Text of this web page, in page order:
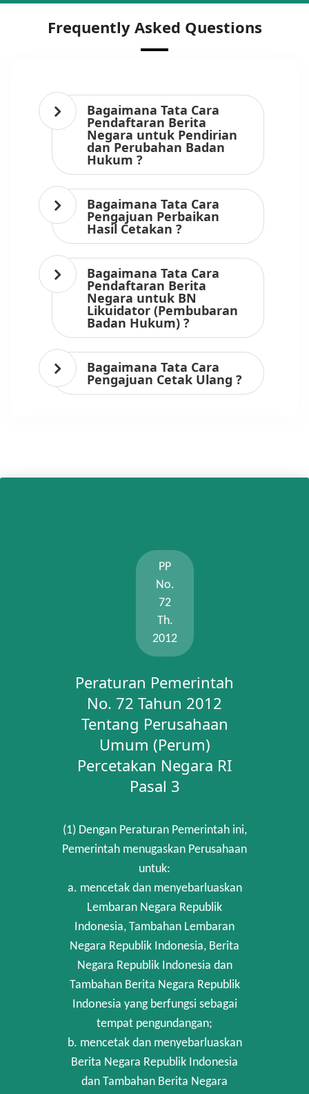
Frequently Asked Questions
Bagaimana Tata Cara
Pendaftaran Berita
Negara untuk Pendirian
dan Perubahan Badan
Hukum ?
Bagaimana Tata Cara
Pengajuan Perbaikan
Hasil Cetakan ?
Bagaimana Tata Cara
Pendaftaran Berita
Negara untuk BN
Likuidator (Pembubaran
Badan Hukum) ?
Bagaimana Tata Cara
Pengajuan Cetak Ulang ?
PP
No.
72
Th.
2012
Peraturan Pemerintah
No. 72 Tahun 2012
Tentang Perusahaan
Umum (Perum)
Percetakan Negara RI
Pasal 3
(1) Dengan Peraturan Pemerintah ini,
Pemerintah menugaskan Perusahaan
untuk:
a. mencetak dan menyebarluaskan
Lembaran Negara Republik
Indonesia, Tambahan Lembaran
Negara Republik Indonesia, Berita
Negara Republik Indonesia dan
Tambahan Berita Negara Republik
Indonesia yang berfungsi sebagai
tempat pengundangan;
b. mencetak dan menyebarluaskan
Berita Negara Republik Indonesia
dan Tambahan Berita Negara